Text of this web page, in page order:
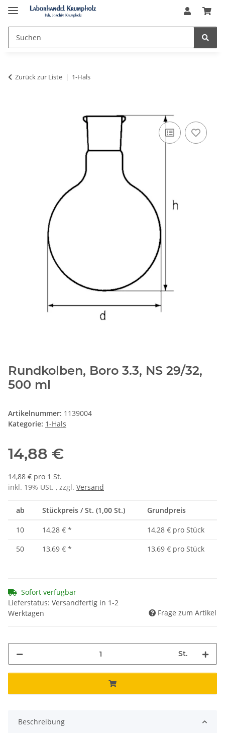
Zurück zur Liste 1-Hals
Rundkolben, Boro 3.3, NS 29/32,
500 ml
Artikelnummer: 1139004
Kategorie: 1-Hals
14,88 €
14,88 € pro 1 St.
inkl. 19% USt. , zzgl. Versand
ab Stückpreis / St. (1,00 St.) Grundpreis
10 14,28 € *
14,28 € pro Stück
50
13,69 € * 13,69 € pro Stück
Sofort verfügbar
Lieferstatus: Versandfertig in 1-2
Werktagen
Frage zum Artikel
St.
Beschreibung